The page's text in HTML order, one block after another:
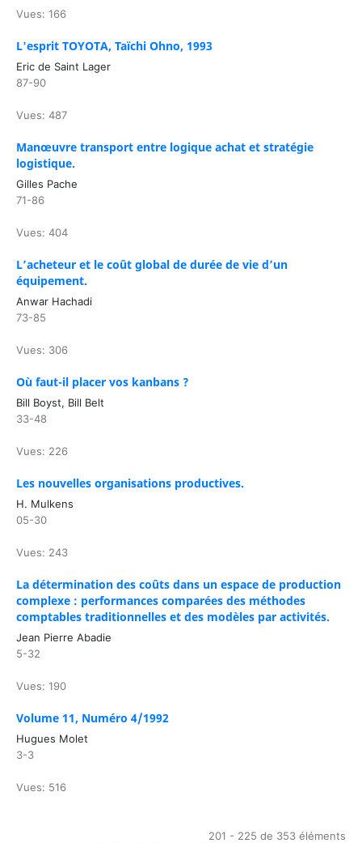
Vues: 166
L'esprit TOYOTA, Taïchi Ohno, 1993
Eric de Saint Lager
87-90
Vues: 487
Manœuvre transport entre logique achat et stratégie
logistique.
Gilles Pache
71-86
Vues: 404
L’acheteur et le coût global de durée de vie d’un
équipement.
Anwar Hachadi
73-85
Vues: 306
Où faut-il placer vos kanbans ?
Bill Boyst, Bill Belt
33-48
Vues: 226
Les nouvelles organisations productives.
H. Mulkens
05-30
Vues: 243
La détermination des coûts dans un espace de production
complexe : performances comparées des méthodes
comptables traditionnelles et des modèles par activités.
Jean Pierre Abadie
5-32
Vues: 190
Volume 11, Numéro 4/1992
Hugues Molet
3-3
Vues: 516
201 - 225 de 353 éléments